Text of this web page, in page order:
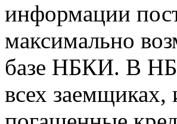
информации
максимально
базе НБКИ. В
всех